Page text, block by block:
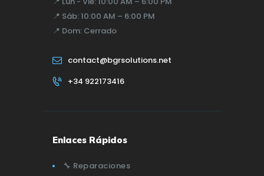
📍 Sáb: 10:00 AM – 6:00 PM
📍 Dom: Cerrado
contact@bgrsolutions.net
+34 922173416
Enlaces Rápidos
🔧 Reparaciones